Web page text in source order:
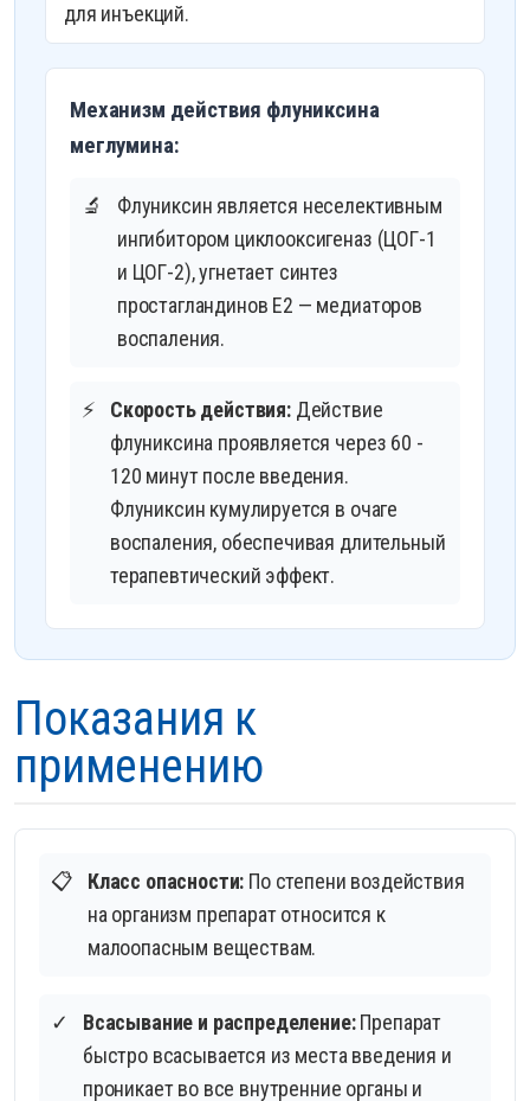
для инъекций.
Механизм действия флуниксина
меглумина:
🔬
Флуниксин является неселективным
ингибитором циклооксигеназ (ЦОГ-1
и ЦОГ-2), угнетает синтез
простагландинов Е2 — медиаторов
воспаления.
⚡ Скорость действия:Действие
флуниксина проявляется через 60 -
120 минут после введения.
Флуниксин кумулируется в очаге
воспаления, обеспечивая длительный
терапевтический эффект.
Показания к
применению
📋 Класс опасности: По степени воздействия
на организм препарат относится к
малоопасным веществам.
✓ Всасывание и распределение:Препарат
быстро всасывается из места введения и
проникает во все внутренние органы и